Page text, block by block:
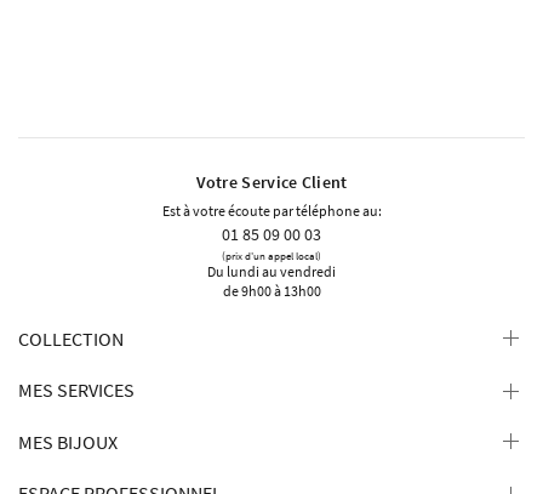
Votre Service Client
Est à votre écoute par téléphone au:
01 85 09 00 03
(prix d'un appel local)
Du lundi au vendredi
de 9h00 à 13h00
COLLECTION
MES SERVICES
MES BIJOUX